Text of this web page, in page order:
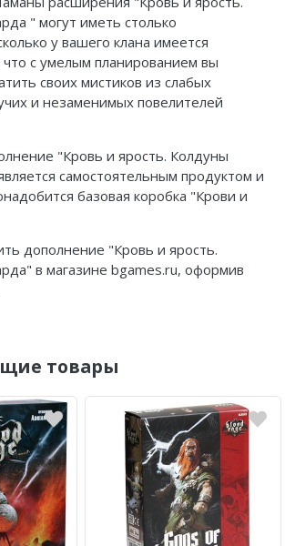
" могут иметь столько
у вашего клана имеется
с умелым планированием вы
своих мистиков из слабых
и незаменимых повелителей
"Кровь и ярость. Колдуны
самостоятельным продуктом и
базовая коробка "Крови и
дополнение "Кровь и ярость.
в магазине bgames.ru, оформив
товары